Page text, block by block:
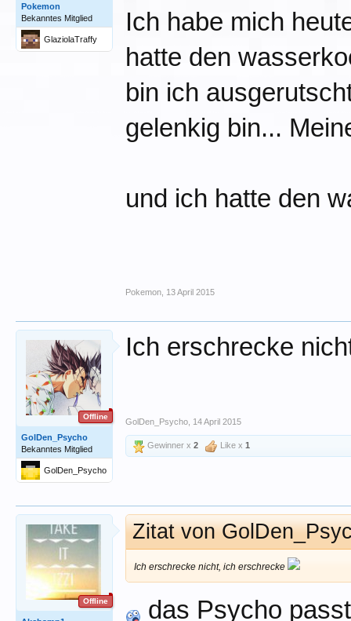
Pokemon
Bekanntes Mitglied
GlaziolaTraffy
Ich habe mich
hatte den
bin ich
gelenkig bin...
und ich hatte den
Pokemon 13 April 2015
Offline
GolDen_Psycho
Bekanntes Mitglied
GolDen_Psycho
Ich erschrecke
GolDen_Psycho 14 April 2015
Gewinner x 2 Like x 1
Offline
Zitat von
Ich erschrecke nicht, ich erschrecke
das Psycho